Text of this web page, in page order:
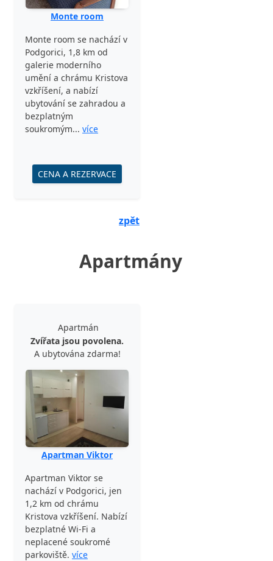
Monte room
Monte room se nachází v
Podgorici, 1,8 km od
galerie moderního
umění a chrámu Kristova
vzkříšení, a nabízí
ubytování se zahradou a
bezplatným
soukromým... více
CENA A REZERVACE
zpět
Apartmány
Apartmán
Zvířata jsou povolena.
A ubytována zdarma!
Apartman Viktor
Apartman Viktor se
nachází v Podgorici, jen
1,2 km od chrámu
Kristova vzkříšení. Nabízí
bezplatné Wi-Fi a
neplacené soukromé
parkoviště. více